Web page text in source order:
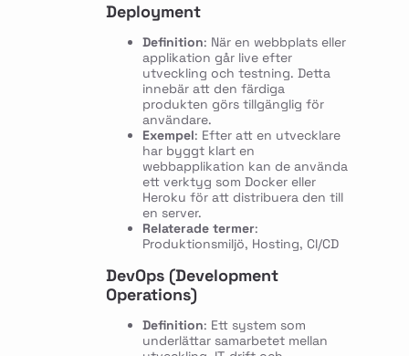
Deployment
Definition: När en webbplats eller
applikation går live efter
utveckling och testning. Detta
innebär att den färdiga
produkten görs tillgänglig för
användare.
Exempel: Efter att en utvecklare
har byggt klart en
webbapplikation kan de använda
ett verktyg som Docker eller
Heroku för att distribuera den till
en server.
Relaterade termer:
Produktionsmiljö, Hosting, CI/CD
DevOps (Development
Operations)
Definition: Ett system som
underlättar samarbetet mellan